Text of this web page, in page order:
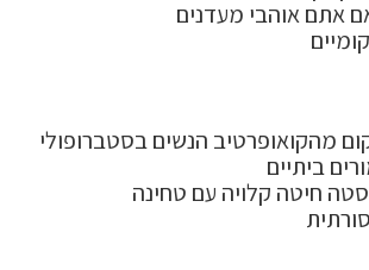
אתם אוהבי מעדנים
מהקואופרטיב הנשים בסטברופולי
ביתיים
חיטה קלויה עם טחינה